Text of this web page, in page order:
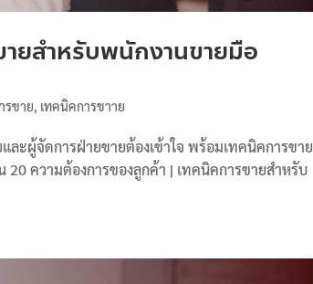
ยสำหรับพนักงานขายมือ
รขาย เทคนิคการขาาย
ละผู้จัดการฝ่ายขายต้องเข้าใจ พร้อมเทคนิคการขาย
ความต้องการของลูกค้า | เทคนิคการขายสำหรับ